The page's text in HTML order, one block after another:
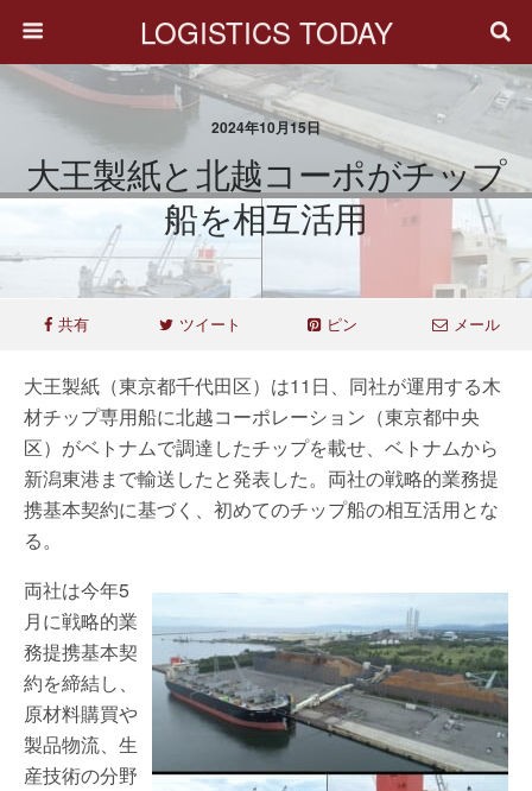
LOGISTICS TODAY
2024年10月15日
大王製紙と北越コーポがチップ
船を相互活用
共有 ツイート ピン メール
大王製紙（東京都千代田区）は11日、同社が運用する木
材チップ専用船に北越コーポレーション（東京都中央
区）がベトナムで調達したチップを載せ、ベトナムから
新潟東港まで輸送したと発表した。両社の戦略的業務提
携基本契約に基づく、初めてのチップ船の相互活用とな
る。
両社は今年5
月に戦略的業
務提携基本契
約を締結し、
原材料購買や
製品物流、生
産技術の分野